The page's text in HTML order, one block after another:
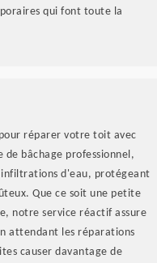
qui font toute la
réparer votre toit avec
bâchage professionnel,
infiltrations d'eau, protégeant
Que ce soit une petite
notre service réactif assure
attendant les réparations
causer davantage de